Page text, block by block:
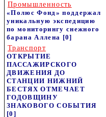
Промышленность
«Полюс Фонд» поддержал
уникальную экспедицию
по мониторингу снежного
барана Аллена [0]
Транспорт
ОТКРЫТИЕ
ПАССАЖИРСКОГО
ДВИЖЕНИЯ ДО
СТАНЦИИ НИЖНИЙ
БЕСТЯХ ОТМЕЧАЕТ
ГОДОВЩИНУ
ЗНАКОВОГО СОБЫТИЯ
[0]